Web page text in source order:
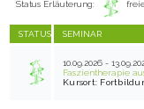
Status Erläuterung:
STATUS SEMINAR
10.09.2026 -
Faszientherapie
Kursort: